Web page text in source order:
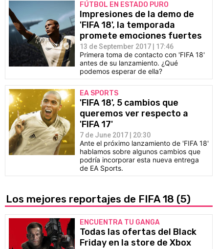
FÚTBOL EN ESTADO PURO
Impresiones de la demo de
'FIFA 18', la temporada
promete emociones fuertes
13 de September 2017 | 17:46
Primera toma de contacto con 'FIFA 18'
antes de su lanzamiento. ¿Qué
podemos esperar de ella?
EA SPORTS
'FIFA 18', 5 cambios que
queremos ver respecto a
'FIFA 17'
7 de June 2017 | 20:30
Ante el próximo lanzamiento de 'FIFA 18'
hablamos sobre algunos cambios que
podría incorporar esta nueva entrega
de EA Sports.
Los mejores reportajes de FIFA 18 (5)
ENCUENTRA TU GANGA
Todas las ofertas del Black
Friday en la store de Xbox